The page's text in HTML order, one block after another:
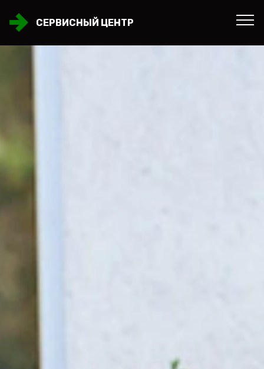
СЕРВИСНЫЙ ЦЕНТР